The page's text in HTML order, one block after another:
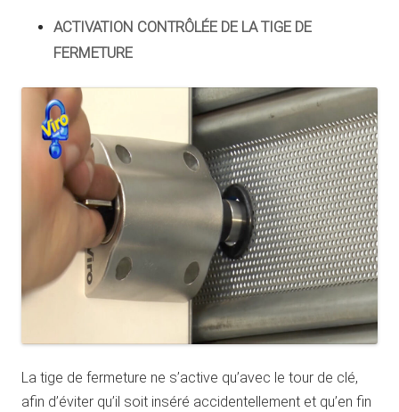
ACTIVATION CONTRÔLÉE DE LA TIGE DE
FERMETURE
La tige de fermeture ne s’active qu’avec le tour de clé,
afin d’éviter qu’il soit inséré accidentellement et qu’en fin